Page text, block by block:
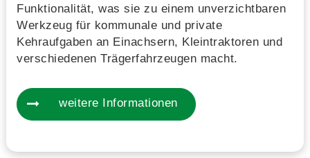
Funktionalität, was sie zu einem unverzichtbaren
Werkzeug für kommunale und private
Kehraufgaben an Einachsern, Kleintraktoren und
verschiedenen Trägerfahrzeugen macht.
weitere Informationen